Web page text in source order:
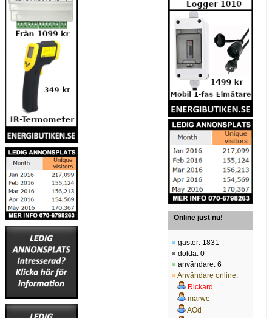
Online just nu!
gäster: 1831
dolda: 0
användare: 6
Användare online:
Rickard
marwe
AÖd